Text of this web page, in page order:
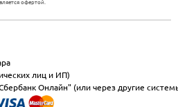
офертой.
лиц и ИП)
Онлайн" (или через другие